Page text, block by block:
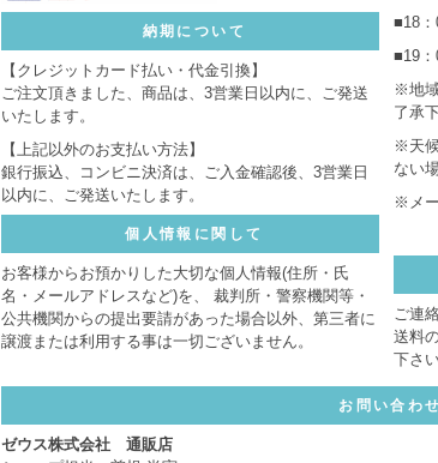
納期について
【クレジットカード払い・代金引換】
ご注文頂きました、商品は、3営業日以内に、ご発送
いたします。
【上記以外のお支払い方法】
銀行振込、コンビニ決済は、ご入金確認後、3営業日
以内に、ご発送いたします。
個人情報に関して
お客様からお預かりした大切な個人情報(住所・氏
名・メールアドレスなど)を、 裁判所・警察機関等・
公共機関からの提出要請があった場合以外、第三者に
譲渡または利用する事は一切ございません。
■18
■19
※地
了承
※天
ない
※メ
ご連
送料
下さい
お問い合わせ
ゼウス株式会社 通販店